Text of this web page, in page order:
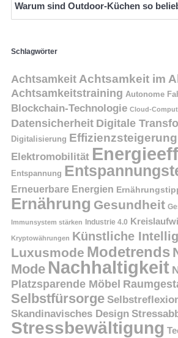
Warum sind Outdoor-Küchen so
Schlagwörter
Achtsamkeit Achtsamkeit im
Achtsamkeitstraining Autonome
Blockchain-Technologie Cloud-
Datensicherheit Digitale
Digitalisierung Effizienzsteigerung
Elektromobilität
Entspannung
Erneuerbare Energien
Ernährung Gesundheit
Immunsystem stärken Industrie 4.0
Kryptowährungen Künstliche
Luxusmode Modetrends
Mode Nachhaltigkeit
Platzsparende Möbel
Selbstfürsorge
Skandinavisches Design
Stressbewältigung